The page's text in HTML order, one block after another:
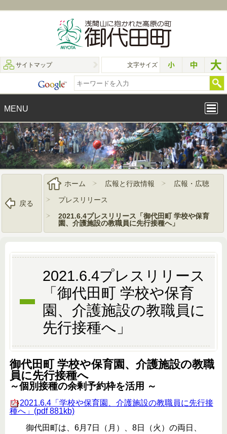
サイトマップ 文字サイズ
MENU
戻る
ホーム 広報と行政情報
広報・広聴
プレスリリース
2021.6.4プレスリリース「御代田町 学校や保育
園、介護施設の教職員に先行接種へ」
2021.6.4プレスリリース
「御代田町 学校や保育
園、介護施設の教職員に
先行接種へ」
御代田町 学校や保育園、介護施設の教職
員に先行接種へ
～個別接種の余剰予約枠を活用 ～
2021.6.4「学校や保育園、介護施設の教職員に先行接
種へ」(pdf 881kb)
御代田町は、6月7日（月）、8日（火）の両日、